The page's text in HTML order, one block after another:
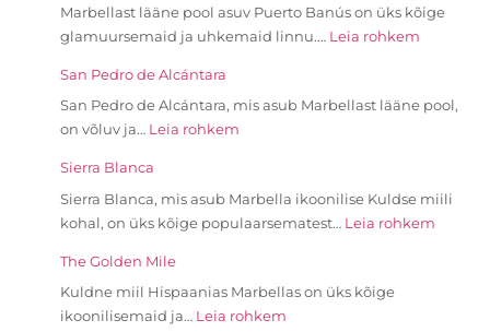
Marbellast lääne pool asuv Puerto Banús on üks kõige
glamuursemaid ja uhkemaid linnu.… Leia rohkem
San Pedro de Alcántara
San Pedro de Alcántara, mis asub Marbellast lääne pool,
on võluv ja… Leia rohkem
Sierra Blanca
Sierra Blanca, mis asub Marbella ikoonilise Kuldse miili
kohal, on üks kõige populaarsematest… Leia rohkem
The Golden Mile
Kuldne miil Hispaanias Marbellas on üks kõige
ikoonilisemaid ja… Leia rohkem